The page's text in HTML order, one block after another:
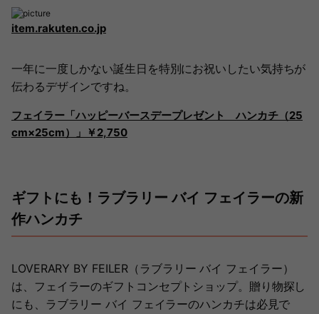
item.rakuten.co.jp
一年に一度しかない誕生日を特別にお祝いしたい気持ちが
伝わるデザインですね。
フェイラー「ハッピーバースデープレゼント ハンカチ（25
cm×25cm）」￥2,750
ギフトにも！ラブラリー バイ フェイラーの新
作ハンカチ
LOVERARY BY FEILER（ラブラリー バイ フェイラー）
は、フェイラーのギフトコンセプトショップ。贈り物探し
にも、ラブラリー バイ フェイラーのハンカチは必見で